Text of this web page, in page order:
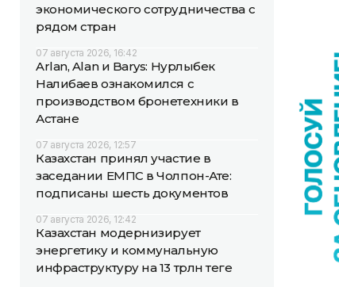
экономического сотрудничества с
рядом стран
07 августа 2026, 16:42
Arlan, Alan и Barys: Нурлыбек
Налибаев ознакомился с
производством бронетехники в
Астане
07 августа 2026, 12:57
Казахстан принял участие в
заседании ЕМПС в Чолпон-Ате:
подписаны шесть документов
07 августа 2026, 12:42
Казахстан модернизирует
энергетику и коммунальную
инфраструктуру на 13 трлн теңге